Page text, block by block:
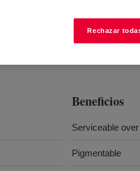
Beneficios
Serviceable
Pigmentable
Rechazar